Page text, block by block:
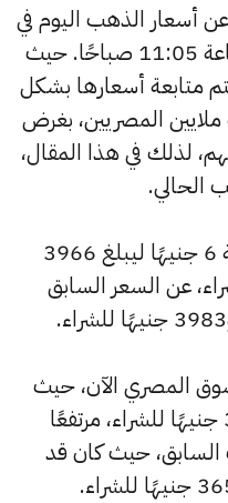
أسعار الذهب اليوم في
مصر الخميس 19 سبتمبر الساعة 11:05 صباحًا. حيث
متابعة أسعارها بشكل
المصريين، بغرض
لذلك في هذا المقال،
الحالي.
شهد سعر عيار 24 ارتفاعًا بقيمة 6 جنيهًا ليبلغ 3966
جنيهًا للشراء، عن السعر السابق
ارتفاعًا بالسوق المصري الآن، حيث
بلغ 3635 جنيهًا للبيع و3656 جنيهًا للشراء، مرتفعًا
السابق، حيث كان قد